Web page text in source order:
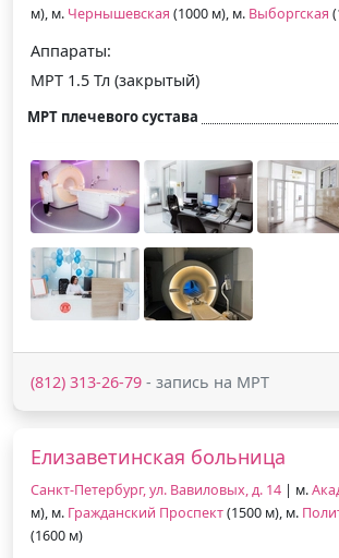
м), м. Чернышевская (1000 м), м. Выборгская
Аппараты:
МРТ 1.5 Тл (закрытый)
МРТ плечевого сустава
(812) 313-26-79 - запись на МРТ
Елизаветинская больница
Санкт-Петербург, ул. Вавиловых, д. 14 | м.
м), м. Гражданский Проспект(1500 м), м.
(1600 м)